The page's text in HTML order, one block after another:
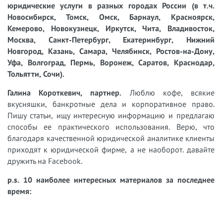
юридические услуги в разных городах России (в т.ч.
Новосибирск, Томск, Омск, Барнаул, Красноярск,
Кемерово, Новокузнецк, Иркутск, Чита, Владивосток,
Москва, Санкт-Петербург, Екатеринбург, Нижний
Новгород, Казань, Самара, Челябинск, Ростов-на-Дону,
Уфа, Волгоград, Пермь, Воронеж, Саратов, Краснодар,
Тольятти, Сочи).
Галина Короткевич, партнер. Люблю кофе, всякие
вкусняшки, банкротные дела и корпоративное право.
Пишу статьи, ищу интересную информацию и предлагаю
способы ее практического использования. Верю, что
благодаря качественной юридической аналитике клиенты
приходят к юридической фирме, а не наоборот. давайте
дружить на Facebook.
p.s. 10 наиболее интересных материалов за последнее
время: